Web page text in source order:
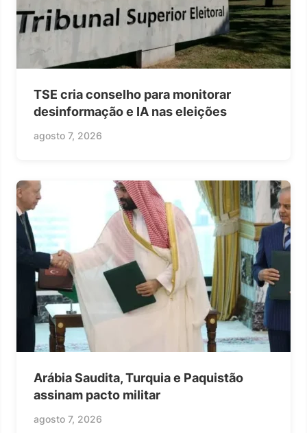
TSE cria conselho para monitorar
desinformação e IA nas eleições
agosto 7, 2026
Arábia Saudita, Turquia e Paquistão
assinam pacto militar
agosto 7, 2026